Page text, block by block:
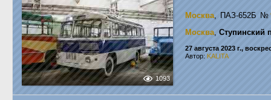
1093
Москва, ПАЗ-652Б №
Москва, Ступинский
27 августа 2023 г.,
Автор: KALITA